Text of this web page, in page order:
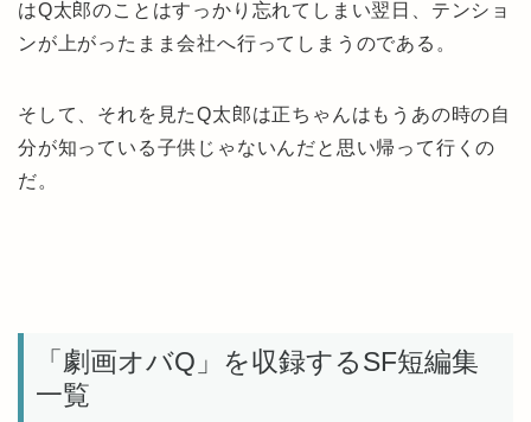
はQ太郎のことはすっかり忘れてしまい翌日、テンショ
ンが上がったまま会社へ行ってしまうのである。
そして、それを見たQ太郎は正ちゃんはもうあの時の自
分が知っている子供じゃないんだと思い帰って行くの
だ。
「劇画オバQ」を収録するSF短編集
一覧